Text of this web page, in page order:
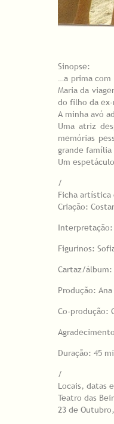
Sinopse:
…a prima
Maria da
do filho da
A minha avó
Uma atriz
memórias
grande
Um
/
Ficha
Criação:
Interpretação:
Figurinos:
Cartaz/álbum:
Produção:
Co-produção:
Duração: 45
/
Locais, datas
Teatro das
23 de